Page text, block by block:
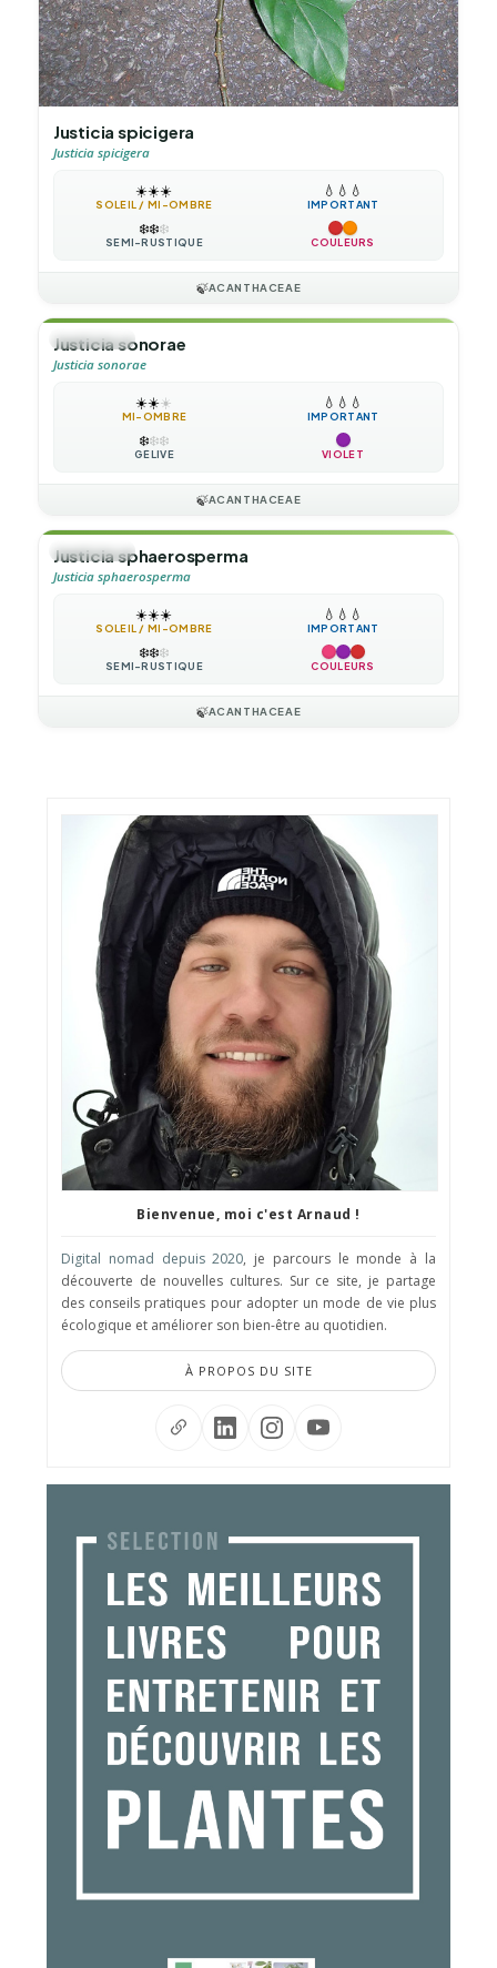
Justicia spicigera
Justicia spicigera
☀️☀️☀️
SOLEIL / MI-OMBRE
💧 💧 💧
IMPORTANT
❄️❄️❄️
SEMI-RUSTIQUE COULEURS
🍃ACANTHACEAE
🌲ARBUSTE
Justicia sonorae
Justicia sonorae
☀️☀️☀️
MI-OMBRE
💧 💧 💧
IMPORTANT
❄️❄️❄️
GÉLIVE VIOLET
🍃ACANTHACEAE
🌲ARBUSTE
Justicia sphaerosperma
Justicia sphaerosperma
☀️☀️☀️
SOLEIL / MI-OMBRE
💧 💧 💧
IMPORTANT
❄️❄️❄️
SEMI-RUSTIQUE COULEURS
🍃ACANTHACEAE
Bienvenue, moi c'est Arnaud !
Digital nomad depuis 2020, je parcours le monde à la
découverte de nouvelles cultures. Sur ce site, je partage
des conseils pratiques pour adopter un mode de vie plus
écologique et améliorer son bien-être au quotidien.
À PROPOS DU SITE